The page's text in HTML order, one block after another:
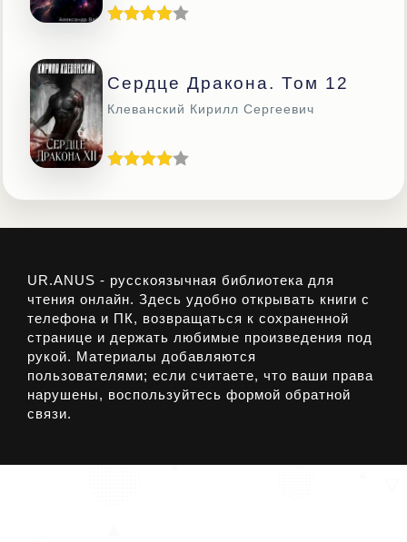
Сердце Дракона. Том 12
Клеванский Кирилл Сергеевич
UR.ANUS - русскоязычная библиотека для
чтения онлайн. Здесь удобно открывать книги с
телефона и ПК, возвращаться к сохраненной
странице и держать любимые произведения под
рукой. Материалы добавляются
пользователями; если считаете, что ваши права
нарушены, воспользуйтесь формой обратной
связи.